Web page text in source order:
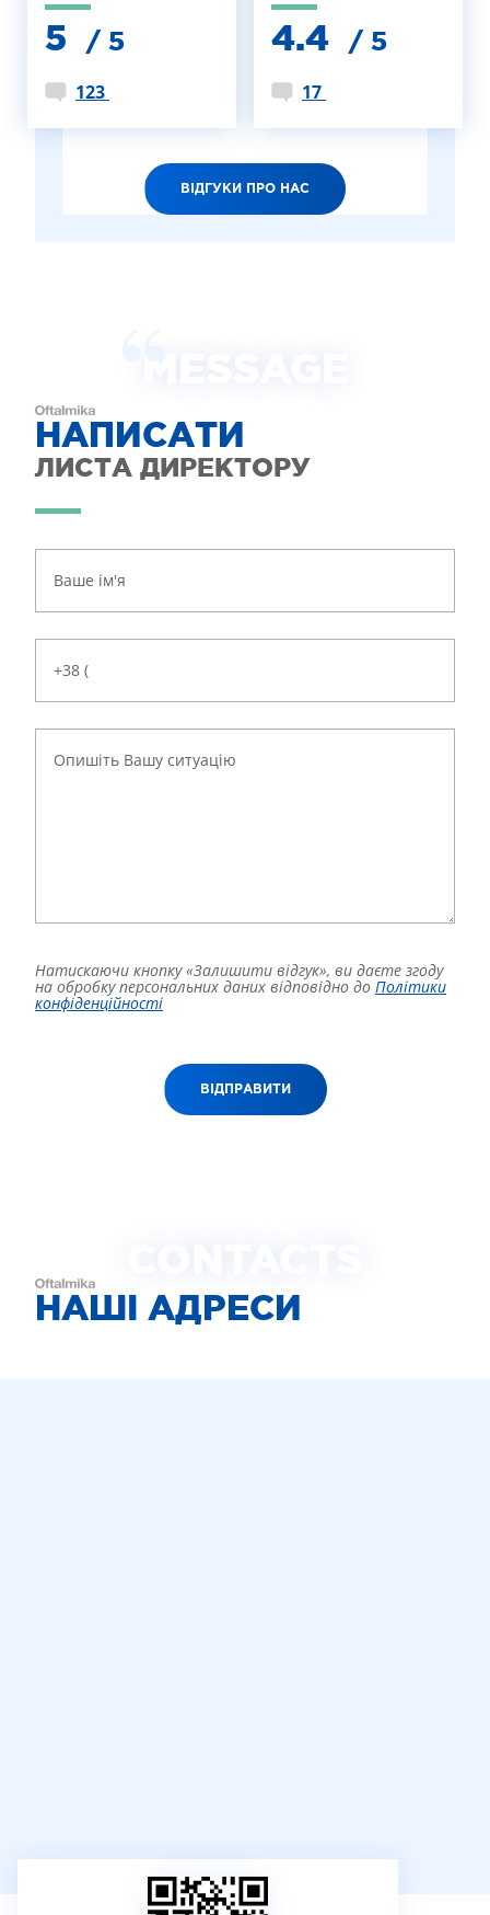
5 / 5
123
4.4 / 5
17
ВІДГУКИ ПРО НАС
НАПИСАТИ
ЛИСТА ДИРЕКТОРУ
Натискаючи кнопку «Залишити відгук», ви даєте згоду
на обробку персональних даних відповідно до Політики
конфіденційності
ВІДПРАВИТИ
НАШІ АДРЕСИ